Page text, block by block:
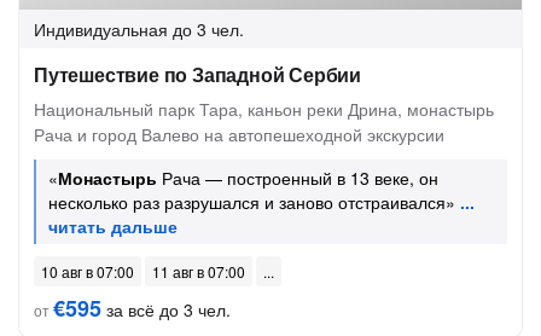
Индивидуальная до 3 чел.
Путешествие по Западной Сербии
Национальный парк Тара, каньон реки Дрина, монастырь
Рача и город Валево на автопешеходной экскурсии
«Монастырь Рача — построенный в 13 веке, он
несколько раз разрушался и заново отстраивался»
10 авг в 07:00
11 авг в 07:00
от€595 за всё до 3 чел.